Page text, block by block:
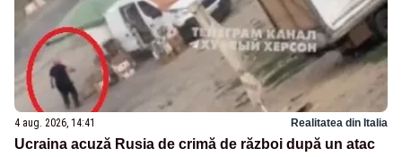
4 aug. 2026, 14:41 Realitatea din Italia
Ucraina acuză Rusia de crimă de război după un atac